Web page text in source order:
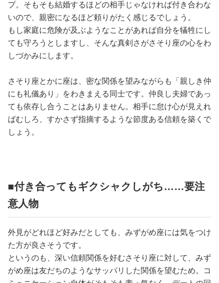
プ。そもそも結婚するほどの相手じゃなければ付き合わな
いので、親密になるほど頼りがたく感じるでしょう。
もし家庭に危険が及ぶようなことがあれば自分を犠牲にし
ても守ろうとしますし、そんな真剣さがさそり座の心をわ
しづかみにします。
さそり座とかに座は、密な関係を望みながらも「親しき仲
にも礼儀あり」をわきまえる同士です。仲良し夫婦であっ
ても依存し合うことはありません。相手に怠け心が見えれ
ばむしろ、すかさず指摘するような節度ある信頼を築くで
しょう。
■付き合ってもギクシャクしがち……要注
意人物
外見がどれほど好みだとしても、みずがめ座には気をつけ
た方が良さそうです。
というのも、深い信頼関係を好むさそり座に対して、みず
がめ座は友だちのようなサッパリした関係を望むため。コ